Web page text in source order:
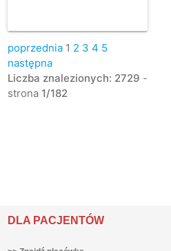
poprzednia 1 2 3 4 5
następna
Liczba znalezionych: 2729 -
strona 1/182
DLA PACJENTÓW